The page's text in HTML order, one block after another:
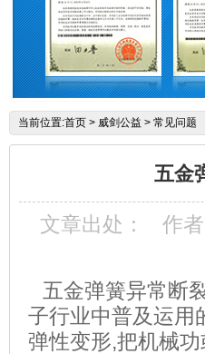
当前位置:首页 > 威剑公益 > 常见问题
五金
文章出处： 作者
五金弹簧异常断
子行业中普及运用
弹性变形,把机械